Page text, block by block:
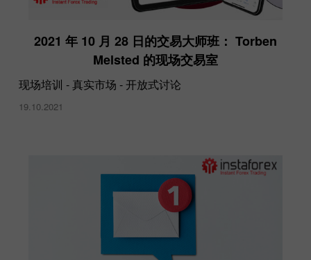
2021 年 10 月 28 日的交易大师班： Torben
Melsted 的现场交易室
现场培训 - 真实市场 - 开放式讨论
19.10.2021